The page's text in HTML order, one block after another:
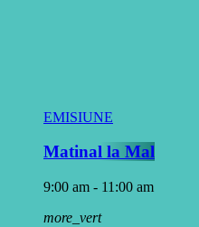
EMISIUNE
Matinal la Mal
9:00 am - 11:00 am
more_vert